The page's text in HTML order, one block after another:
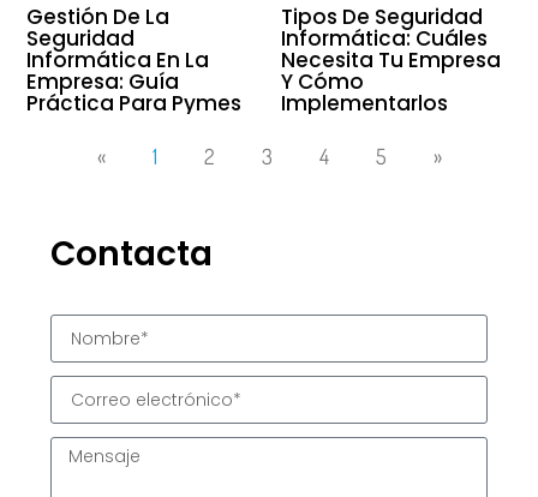
Gestión De La
Seguridad
Informática En La
Empresa: Guía
Práctica Para Pymes
Tipos De Seguridad
Informática: Cuáles
Necesita Tu Empresa
Y Cómo
Implementarlos
« 1 2 3 4 5 »
Contacta